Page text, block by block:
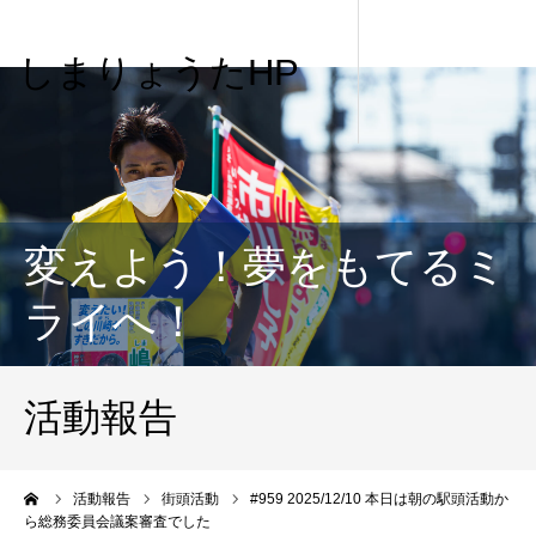
しまりょうたHP
変えよう！夢をもてるミ
ライへ！
活動報告
活動報告 街頭活動
#959 2025/12/10 本日は朝の駅頭活動か
ら総務委員会議案審査でした